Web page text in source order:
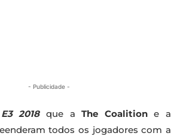
- Publicidade -
E3 2018que aThe Coalitione a
todos os jogadores com a